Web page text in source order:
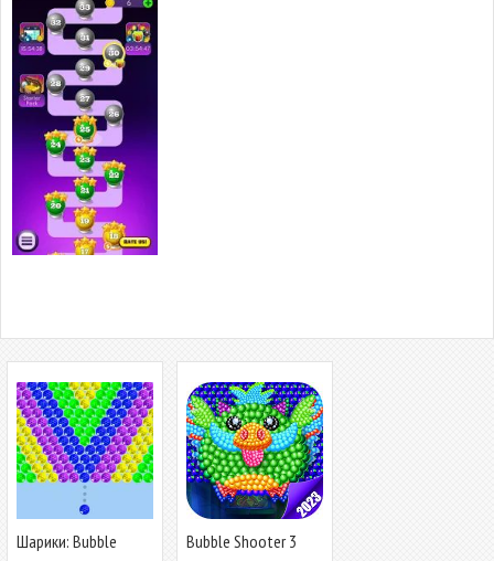
Шарики: Bubble
Bubble Shooter 3